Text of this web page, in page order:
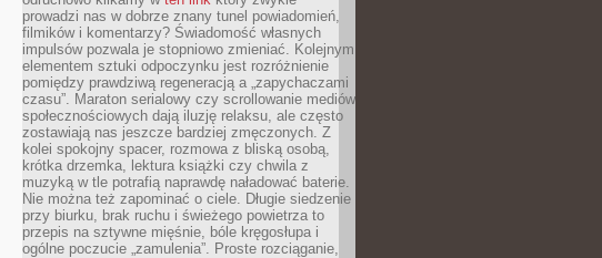
prowadzi nas w dobrze znany tunel powiadomień,
filmików i komentarzy? Świadomość własnych
impulsów pozwala je stopniowo zmieniać. Kolejnym
elementem sztuki odpoczynku jest rozróżnienie
pomiędzy prawdziwą regeneracją a „zapychaczami
czasu”. Maraton serialowy czy scrollowanie mediów
społecznościowych dają iluzję relaksu, ale często
zostawiają nas jeszcze bardziej zmęczonych. Z
kolei spokojny spacer, rozmowa z bliską osobą,
krótka drzemka, lektura książki czy chwila z
muzyką w tle potrafią naprawdę naładować baterie.
Nie można też zapominać o ciele. Długie siedzenie
przy biurku, brak ruchu i świeżego powietrza to
przepis na sztywne mięśnie, bóle kręgosłupa i
ogólne poczucie „zamulenia”. Proste rozciąganie,